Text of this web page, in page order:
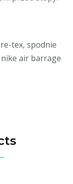
tex, spodnie
air barrage